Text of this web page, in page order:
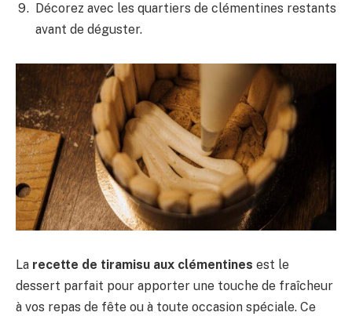
Décorez avec les quartiers de clémentines restants
avant de déguster.
La recette de tiramisu aux clémentines est le
dessert parfait pour apporter une touche de fraîcheur
à vos repas de fête ou à toute occasion spéciale. Ce